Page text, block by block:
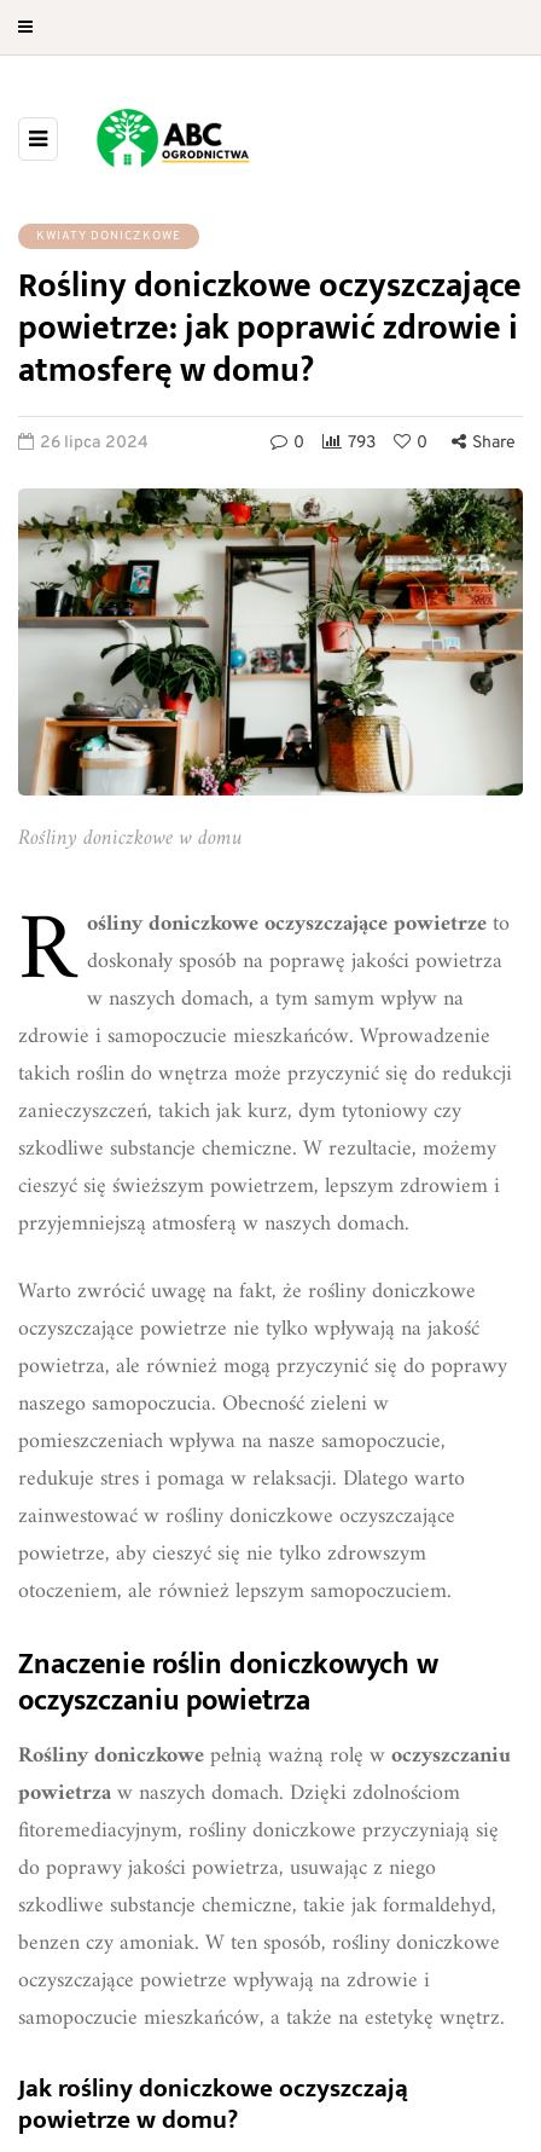
KWIATY DONICZKOWE
Rośliny doniczkowe oczyszczające
powietrze: jak poprawić zdrowie i
atmosferę w domu?
26 lipca 2024 0 793 0 Share
Rośliny doniczkowe w domu
R ośliny doniczkowe oczyszczające powietrzeto
doskonały sposób na poprawę jakości powietrza
w naszych domach, a tym samym wpływ na
zdrowie i samopoczucie mieszkańców. Wprowadzenie
takich roślin do wnętrza może przyczynić się do redukcji
zanieczyszczeń, takich jak kurz, dym tytoniowy czy
szkodliwe substancje chemiczne. W rezultacie, możemy
cieszyć się świeższym powietrzem, lepszym zdrowiem i
przyjemniejszą atmosferą w naszych domach.
Warto zwrócić uwagę na fakt, że rośliny doniczkowe
oczyszczające powietrze nie tylko wpływają na jakość
powietrza, ale również mogą przyczynić się do poprawy
naszego samopoczucia. Obecność zieleni w
pomieszczeniach wpływa na nasze samopoczucie,
redukuje stres i pomaga w relaksacji. Dlatego warto
zainwestować w rośliny doniczkowe oczyszczające
powietrze, aby cieszyć się nie tylko zdrowszym
otoczeniem, ale również lepszym samopoczuciem.
Znaczenie roślin doniczkowych w
oczyszczaniu powietrza
Rośliny doniczkowepełnią ważną rolę woczyszczaniu
powietrzaw naszych domach. Dzięki zdolnościom
fitoremediacyjnym, rośliny doniczkowe przyczyniają się
do poprawy jakości powietrza, usuwając z niego
szkodliwe substancje chemiczne, takie jak formaldehyd,
benzen czy amoniak. W ten sposób, rośliny doniczkowe
oczyszczające powietrze wpływają na zdrowie i
samopoczucie mieszkańców, a także na estetykę wnętrz.
Jak rośliny doniczkowe oczyszczają
powietrze w domu?